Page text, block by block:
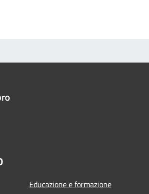
Educazione e formazione